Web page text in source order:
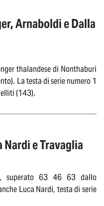
Arnaboldi e Dalla
thalandese di Nonthaburi
La testa di serie numero 1
(143).
e Travaglia
superato 63 46 63 dallo
Luca Nardi, testa di serie